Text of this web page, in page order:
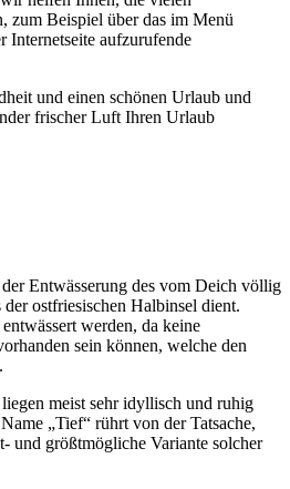
zum Beispiel über das im Menü
Internetseite aufzurufende
und einen schönen Urlaub und
frischer Luft Ihren Urlaub
Entwässerung des vom Deich völlig
der ostfriesischen Halbinsel dient.
werden, da keine
sein können, welche den
meist sehr idyllisch und ruhig
„Tief“ rührt von der Tatsache,
und größtmögliche Variante solcher